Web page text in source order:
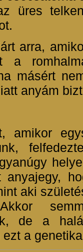
üres
arra,
a
másért
anyám
amikor
aki
de a
a